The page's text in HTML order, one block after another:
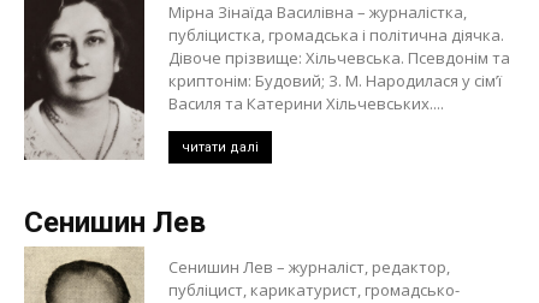
Мірна Зінаїда Василівна – журналістка,
публіцистка, громадська і політична діячка.
Дівоче прізвище: Хільчевська. Псевдонім та
криптонім: Будовий; З. М. Народилася у сім’ї
Василя та Катерини Хільчевських....
читати далі
Сенишин Лев
Сенишин Лев – журналіст, редактор,
публіцист, карикатурист, громадсько-